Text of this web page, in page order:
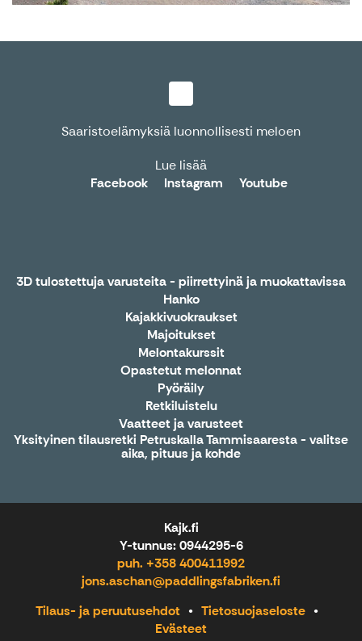
Saaristoelämyksiä luonnollisesti meloen
Lue lisää
Facebook
Instagram Youtube
3D tulostettuja varusteita - piirrettyinä ja muokattavissa
Hanko
Kajakkivuokraukset
Majoitukset
Melontakurssit
Opastetut melonnat
Pyöräily
Retkiluistelu
Vaatteet ja varusteet
Yksityinen tilausretki Petruskalla Tammisaaresta - valitse
aika, pituus ja kohde
Kajk.fi
Y-tunnus: 0944295-6
puh. +358 400411992
jons.aschan@paddlingsfabriken.fi
Tilaus- ja peruutusehdot
Tietosuojaseloste
Evästeet